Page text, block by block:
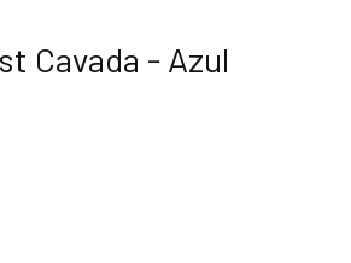
Cavada - Azul